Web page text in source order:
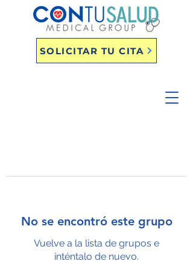
SOLICITAR TU CITA
No se encontró este grupo
Vuelve a la lista de grupos e
inténtalo de nuevo.